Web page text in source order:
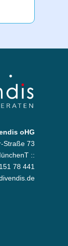
oHG
Straße 73
::
78 441